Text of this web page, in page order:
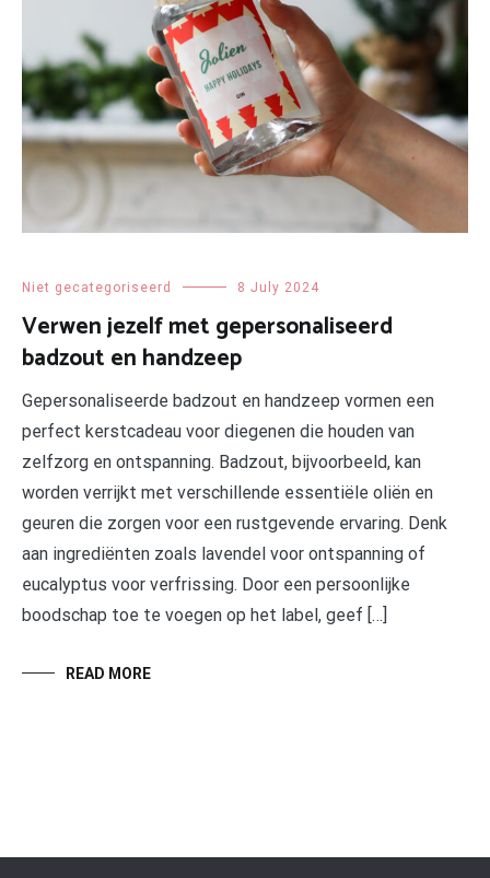
Niet gecategoriseerd 8 July 2024
Verwen jezelf met gepersonaliseerd
badzout en handzeep
Gepersonaliseerde badzout en handzeep vormen een
perfect kerstcadeau voor diegenen die houden van
zelfzorg en ontspanning. Badzout, bijvoorbeeld, kan
worden verrijkt met verschillende essentiële oliën en
geuren die zorgen voor een rustgevende ervaring. Denk
aan ingrediënten zoals lavendel voor ontspanning of
eucalyptus voor verfrissing. Door een persoonlijke
boodschap toe te voegen op het label, geef […]
READ MORE